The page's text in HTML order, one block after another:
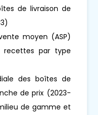
de livraison de
moyen (ASP)
recettes par type
des boîtes de
de prix (2023-
de gamme et